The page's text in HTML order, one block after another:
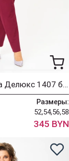
Костюм Карина Делюкс 1407 бордо
Размеры:
52,54,56,58
345 BYN